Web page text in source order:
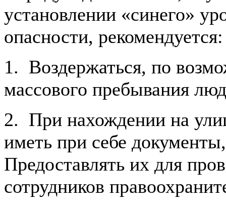
установлении «синего»
опасности, рекомендуется:
1. Воздержаться, по
массового пребывания
2. При нахождении на
иметь при себе
Предоставлять их для
сотрудников